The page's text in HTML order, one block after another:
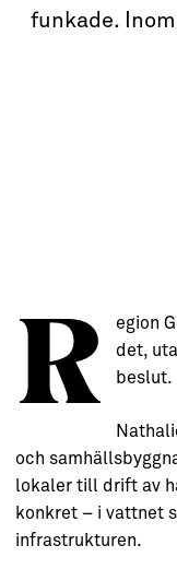
funkade.
R
egion
det,
beslut.
och
lokaler till drift av
konkret – i vattnet
infrastrukturen.